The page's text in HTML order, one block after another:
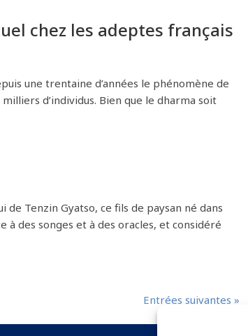
chez les adeptes français
une trentaine d’années le phénomène de
d’individus. Bien que le dharma soit
Tenzin Gyatso, ce fils de paysan né dans
à des songes et à des oracles, et considéré
Entrées suivantes »